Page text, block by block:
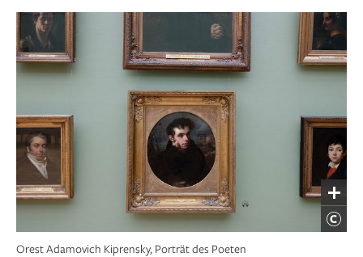
Orest Adamovich Kiprensky, Porträt des Poeten